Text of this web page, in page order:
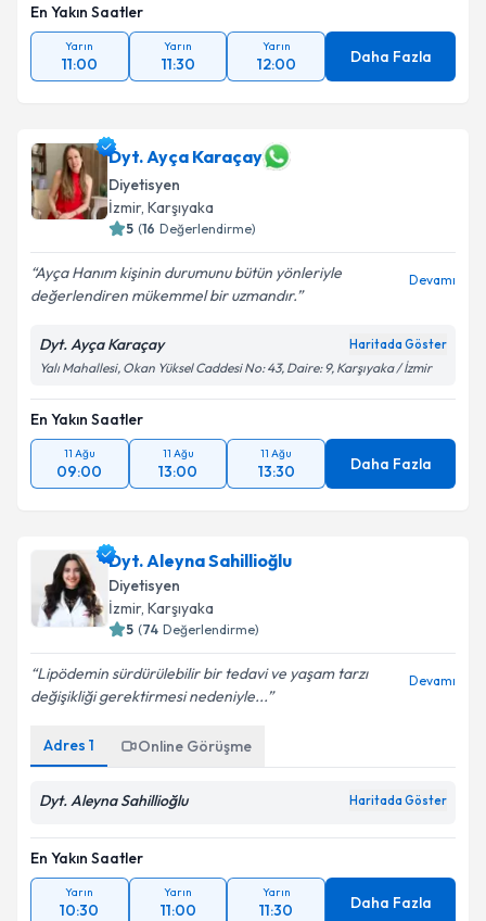
En Yakın Saatler
Yarın
11:00
Yarın
11:30
Yarın
12:00 Daha Fazla
Dyt. Ayça Karaçay
Diyetisyen
İzmir, Karşıyaka
5 (16 Değerlendirme)
Ayça Hanım kişinin durumunu bütün yönleriyle
değerlendiren mükemmel bir uzmandır.
Devamı
Dyt. Ayça Karaçay Haritada Göster
Yalı Mahallesi, Okan Yüksel Caddesi No: 43, Daire: 9, Karşıyaka / İzmir
En Yakın Saatler
11 Ağu
09:00
11 Ağu
13:00
11 Ağu
13:30 Daha Fazla
Dyt. Aleyna Sahillioğlu
Diyetisyen
İzmir, Karşıyaka
5 (74 Değerlendirme)
Lipödemin sürdürülebilir bir tedavi ve yaşam tarzı
değişikliği gerektirmesi nedeniyle...
Devamı
Adres 1 Online Görüşme
Dyt. Aleyna Sahillioğlu Haritada Göster
En Yakın Saatler
Yarın
10:30
Yarın
11:00
Yarın
11:30 Daha Fazla